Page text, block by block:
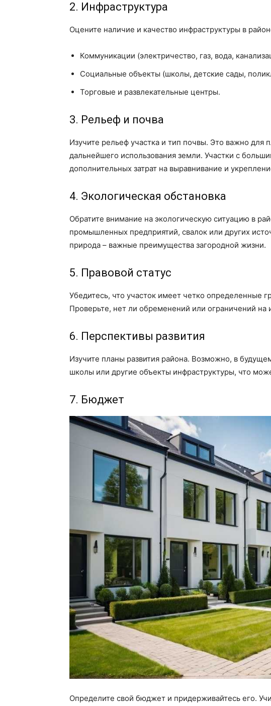
2. Инфраструктура
Оцените наличие и качество инфраструктуры в
Коммуникации (электричество, газ, вода,
Социальные объекты (школы, детские сады,
Торговые и развлекательные центры.
3. Рельеф и почва
Изучите рельеф участка и тип почвы. Это важно для
дальнейшего использования земли. Участки с
дополнительных затрат на выравнивание и
4. Экологическая обстановка
Обратите внимание на экологическую ситуацию в
промышленных предприятий, свалок или других
природа – важные преимущества загородной жизни.
5. Правовой статус
Убедитесь, что участок имеет четко определенные
Проверьте, нет ли обременений или ограничений на
6. Перспективы развития
Изучите планы развития района. Возможно, в
школы или другие объекты инфраструктуры, что
7. Бюджет
Определите свой бюджет и придерживайтесь его.